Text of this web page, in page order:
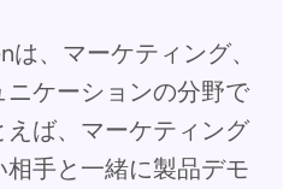
は、マーケティング、
ケーションの分野で
ば、マーケティング
手と一緒に製品デモ